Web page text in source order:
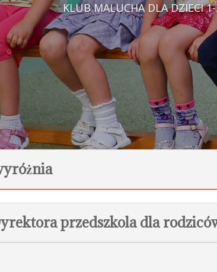
KLUB MALUCHA DLA DZIECI
przedszkola dla